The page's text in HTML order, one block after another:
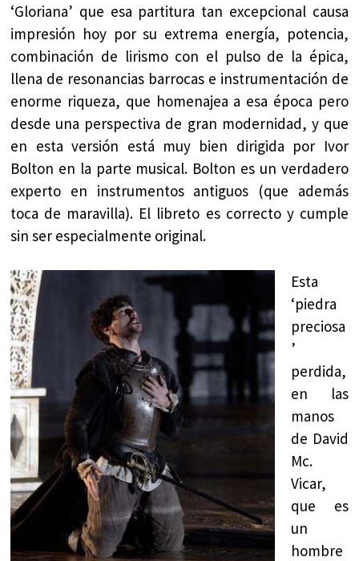
‘Gloriana’ que esa partitura tan excepcional causa
impresión hoy por su extrema energía, potencia,
combinación de lirismo con el pulso de la épica,
llena de resonancias barrocas e instrumentación de
enorme riqueza, que homenajea a esa época pero
desde una perspectiva de gran modernidad, y que
en esta versión está muy bien dirigida por Ivor
Bolton en la parte musical. Bolton es un verdadero
experto en instrumentos antiguos (que además
toca de maravilla). El libreto es correcto y cumple
sin ser especialmente original.
Esta
‘piedra
preciosa
’
perdida,
en las
manos
de David
Mc.
Vicar,
que es
un
hombre